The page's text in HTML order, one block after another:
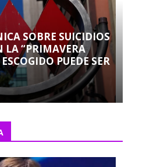
SOBRE SUICIDIOS
LA “PRIMAVERA
PUEDE SER